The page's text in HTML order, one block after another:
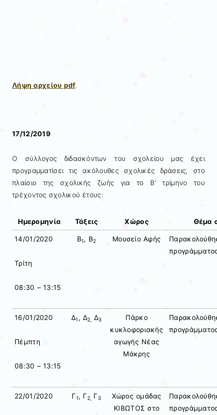
Λήψη αρχείου pdf.
17/12/2019
Ο σύλλογος διδασκόντων του σχολείου μας έχει
προγραμματίσει τις ακόλουθες σχολικές δράσεις, στο
πλαίσιο της σχολικής ζωής για το Β’ τρίμηνο του
τρέχοντος σχολικού έτους:
Ημερομηνία Τάξεις Χώρος Θέμα
14/01/2020
Τρίτη
08:30 – 13:15
Β1, Β2 Μουσείο Αφής
16/01/2020
Πέμπτη
08:30 – 13:15
Δ1 , Δ2, Δ3
Πάρκο
κυκλοφοριακής
αγωγής Νέας
Μάκρης
22/01/2020 Γ1, Γ2, Γ3
Χώρος ομάδας
ΚΙΒΩΤΟΣ στο